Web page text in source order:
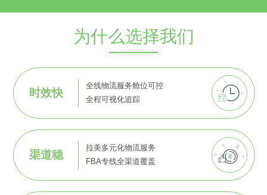
为什么选择我们
时效快
全线物流服务舱位可控
全程可视化追踪
渠道稳
拉美多元化物流服务
FBA专线全渠道覆盖